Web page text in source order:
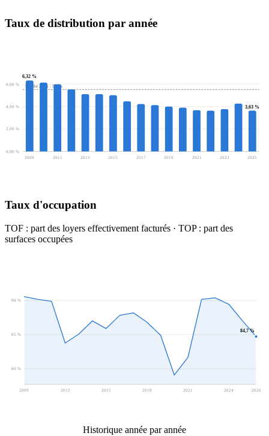
Taux de distribution par année
0,00 %
2,00 %
4,00 %
6,00 % Marché 2025 : 5,5 %
2009 2011 2013 2015 2017 2019 2021 2023 2025
6,32 %
3,63 %
Taux d'occupation
TOF : part des loyers effectivement facturés · TOP : part des
surfaces occupées
80 %
85 %
90 %
2009 2012 2015 2018 2021 2024 2026
84,7 %
Historique année par année